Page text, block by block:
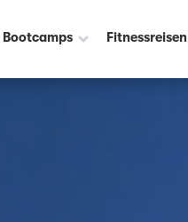
Bootcamps Fitnessreisen